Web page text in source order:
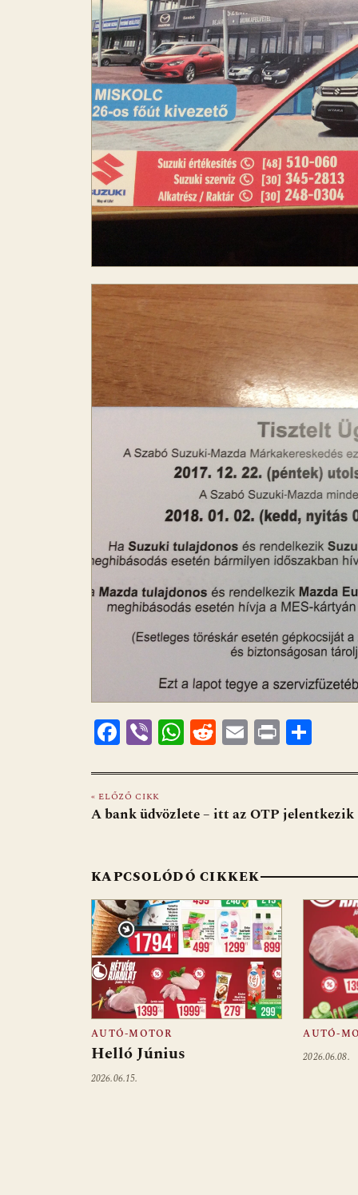
F
e
b
k
Vi
er
W
at
s
p
p
R
d
di
E
ai
l
Pr
t za
m
« ELŐZŐ CIKK
A bank üdvözlete – itt az OTP jelentkezik
KAPCSOLÓDÓ CIKKEK
AUTÓ-MOTOR
Helló Június
2026.06.15.
AUTÓ-
2026.06.08.